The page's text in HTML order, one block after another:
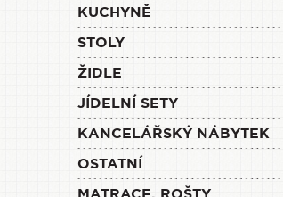
KUCHYNĚ
STOLY
ŽIDLE
JÍDELNÍ SETY
KANCELÁŘSKÝ NÁBYTEK
OSTATNÍ